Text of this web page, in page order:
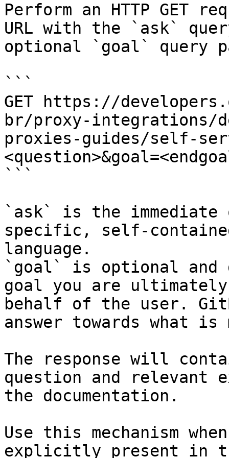
Perform an HTTP GET
URL with the `ask`
optional `goal` query
```
GET https://
br/proxy-integrations/
proxies-guides/self-
```
`ask` is the
specific, self-
language.
`goal` is optional and
goal you are
behalf of the user.
answer towards what
The response will
question and relevant
the documentation.
Use this mechanism
explicitly present in